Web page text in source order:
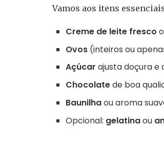
Vamos aos itens
Creme de leite fresco
Ovos(inteiros ou
Açúcar ajusta doçura e
Chocolatede boa
Baunilhaou aroma
Opcional: gelatinaou